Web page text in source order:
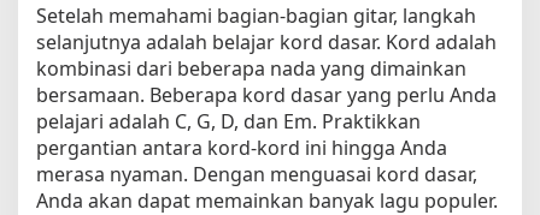
Setelah memahami bagian-bagian gitar, langkah
selanjutnya adalah belajar kord dasar. Kord adalah
kombinasi dari beberapa nada yang dimainkan
bersamaan. Beberapa kord dasar yang perlu Anda
pelajari adalah C, G, D, dan Em. Praktikkan
pergantian antara kord-kord ini hingga Anda
merasa nyaman. Dengan menguasai kord dasar,
Anda akan dapat memainkan banyak lagu populer.